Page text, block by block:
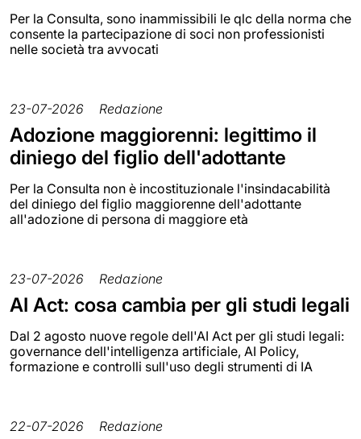
Per la Consulta, sono inammissibili le qlc della norma che
consente la partecipazione di soci non professionisti
nelle società tra avvocati
23-07-2026 Redazione
Adozione maggiorenni: legittimo il
diniego del figlio dell'adottante
Per la Consulta non è incostituzionale l'insindacabilità
del diniego del figlio maggiorenne dell'adottante
all'adozione di persona di maggiore età
23-07-2026 Redazione
AI Act: cosa cambia per gli studi legali
Dal 2 agosto nuove regole dell'AI Act per gli studi legali:
governance dell'intelligenza artificiale, AI Policy,
formazione e controlli sull'uso degli strumenti di IA
22-07-2026 Redazione